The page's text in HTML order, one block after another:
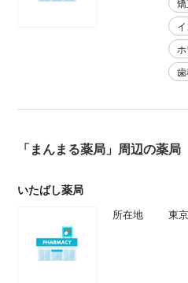
「まんまる薬局」周辺の薬局
いたばし薬局
所在地 東